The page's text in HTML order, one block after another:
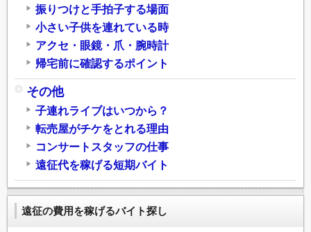
振りつけと手拍子する場面
小さい子供を連れている時
アクセ・眼鏡・爪・腕時計
帰宅前に確認するポイント
その他
子連れライブはいつから？
転売屋がチケをとれる理由
コンサートスタッフの仕事
遠征代を稼げる短期バイト
遠征の費用を稼げるバイト探し